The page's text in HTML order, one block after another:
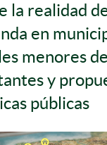
la realidad
en
menores
y
públicas